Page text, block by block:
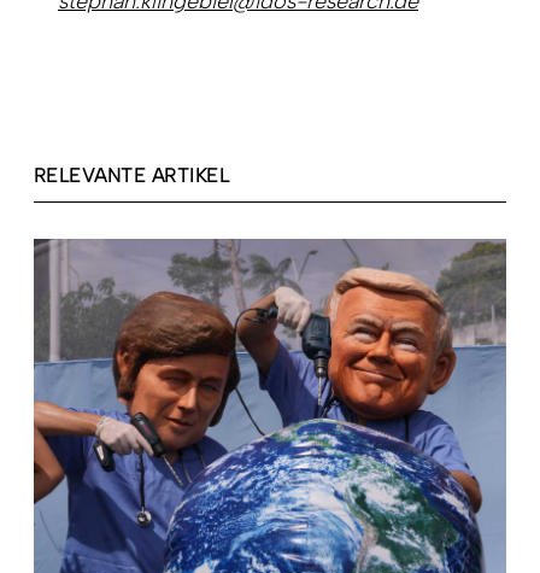
RELEVANTE ARTIKEL